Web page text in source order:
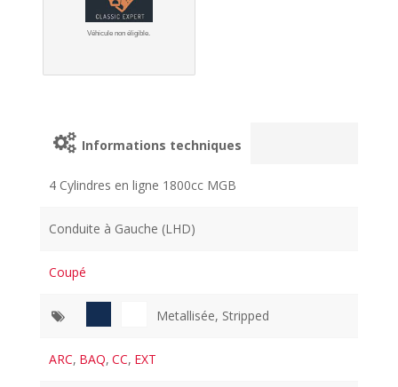
Véhicule non éligible.
Informations techniques
4 Cylindres en ligne 1800cc MGB
Conduite à Gauche (LHD)
Coupé
Metallisée, Stripped
ARC, BAQ, CC, EXT